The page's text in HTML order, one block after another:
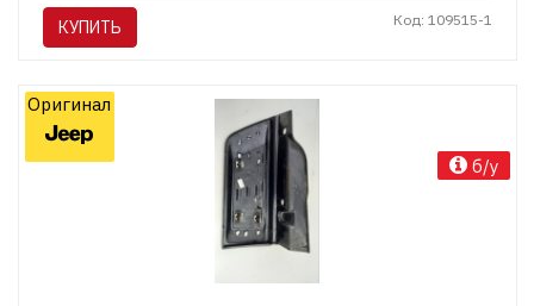
КУПИТЬ Код: 109515-1
Оригинал
б/у